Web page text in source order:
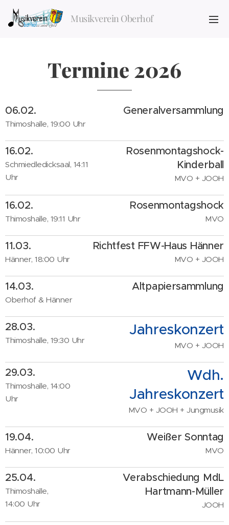
Musikverein Oberhof
Termine 2026
06.02.
Thimoshalle, 19:00 Uhr
Generalversammlung
16.02.
Schmiedledicksaal, 14:11
Uhr
Rosenmontagshock-
Kinderball
MVO + JOOH
16.02.
Thimoshalle, 19:11 Uhr
Rosenmontagshock
MVO
11.03.
Hänner, 18:00 Uhr
Richtfest FFW-Haus Hänner
MVO + JOOH
14.03.
Oberhof & Hänner
Altpapiersammlung
28.03.
Thimoshalle, 19:30 Uhr
Jahreskonzert
MVO + JOOH
29.03.
Thimoshalle, 14:00
Uhr
Wdh.
Jahreskonzert
MVO + JOOH + Jungmusik
19.04.
Hänner, 10:00 Uhr
Weißer Sonntag
MVO
25.04.
Thimoshalle,
14:00 Uhr
Verabschiedung MdL
Hartmann-Müller
JOOH